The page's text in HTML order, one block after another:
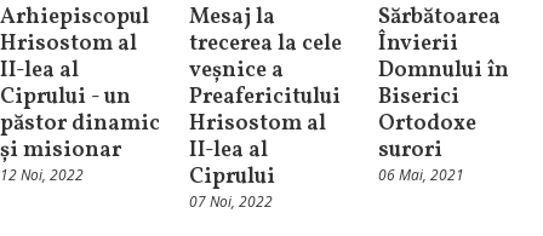
Arhiepiscopul
Hrisostom al
II-lea al
Ciprului - un
păstor dinamic
și misionar
12 Noi, 2022
Mesaj la
trecerea la cele
veșnice a
Preafericitului
Hrisostom al
II-lea al
Ciprului
07 Noi, 2022
Sărbătoarea
Învierii
Domnului în
Biserici
Ortodoxe
surori
06 Mai, 2021